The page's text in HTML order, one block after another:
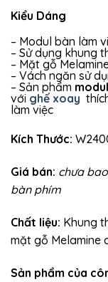
Kiểu Dáng
– Modul bàn làm
– Sử dụng khung
– Mặt gỗ
– Vách ngăn sử
– Sản phẩm
với ghế xoay
làm việc
Kích Thước:
Giá bán: chưa
bàn phím
Chất liệu: Khung
mặt gỗ Melamine
Sản phẩm của